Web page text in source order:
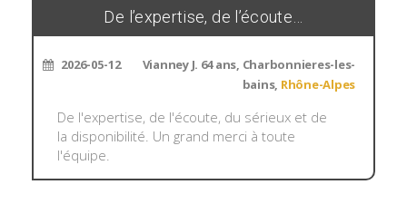
De l’expertise, de l’écoute…
2026-05-12
Vianney J. 64 ans, Charbonnieres-les-
bains, Rhône-Alpes
De l'expertise, de l'écoute, du sérieux et de
la disponibilité. Un grand merci à toute
l'équipe.